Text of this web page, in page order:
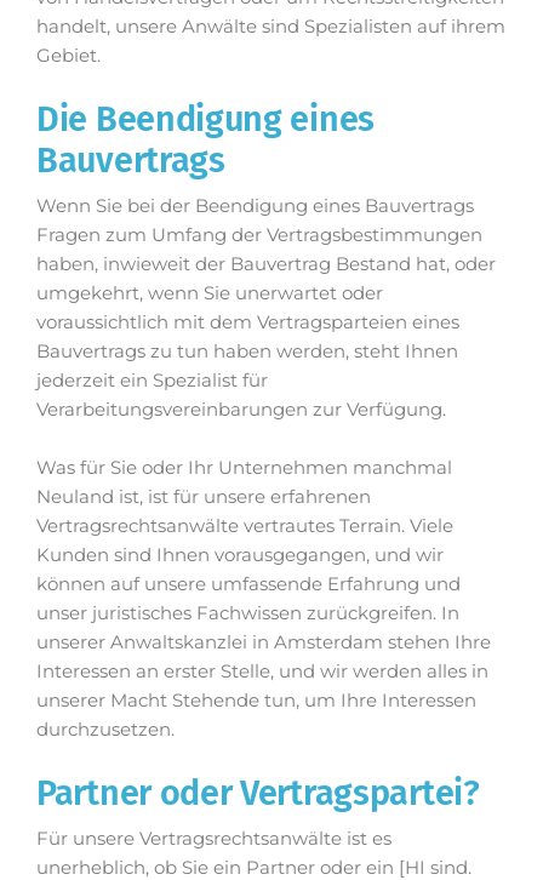
handelt, unsere Anwälte sind Spezialisten auf ihrem
Gebiet.
Die Beendigung eines
Bauvertrags
Wenn Sie bei der Beendigung eines Bauvertrags
Fragen zum Umfang der Vertragsbestimmungen
haben, inwieweit der Bauvertrag Bestand hat, oder
umgekehrt, wenn Sie unerwartet oder
voraussichtlich mit dem Vertragsparteien eines
Bauvertrags zu tun haben werden, steht Ihnen
jederzeit ein Spezialist für
Verarbeitungsvereinbarungen zur Verfügung.
Was für Sie oder Ihr Unternehmen manchmal
Neuland ist, ist für unsere erfahrenen
Vertragsrechtsanwälte vertrautes Terrain. Viele
Kunden sind Ihnen vorausgegangen, und wir
können auf unsere umfassende Erfahrung und
unser juristisches Fachwissen zurückgreifen. In
unserer Anwaltskanzlei in Amsterdam stehen Ihre
Interessen an erster Stelle, und wir werden alles in
unserer Macht Stehende tun, um Ihre Interessen
durchzusetzen.
Partner oder Vertragspartei?
Für unsere Vertragsrechtsanwälte ist es
unerheblich, ob Sie ein Partner oder ein [HI sind.